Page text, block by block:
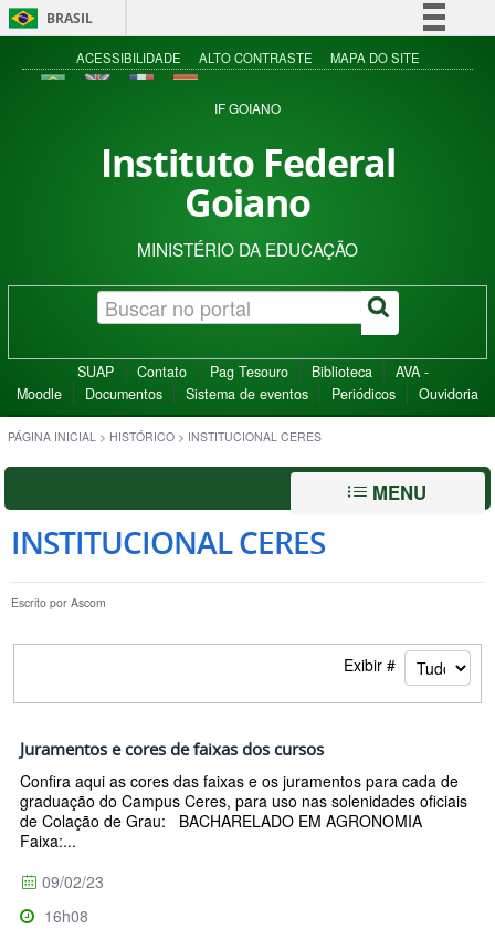
BRASIL
Simplifique!
Acesso à informação
ACESSIBILIDADE ALTO CONTRASTE MAPA DO SITE
IF GOIANO
Instituto Federal
Goiano
MINISTÉRIO DA EDUCAÇÃO
SUAP Contato Pag Tesouro Biblioteca
AVA -
Moodle
Documentos Sistema de eventos Periódicos Ouvidoria
PÁGINA INICIAL > HISTÓRICO > INSTITUCIONAL CERES
MENU
INSTITUCIONAL CERES
Escrito por Ascom
Exibir #
Juramentos e cores de faixas dos cursos
Confira aqui as cores das faixas e os juramentos para cada de
graduação do Campus Ceres, para uso nas solenidades oficiais
de Colação de Grau: BACHARELADO EM AGRONOMIA
Faixa:...
09/02/23
16h08